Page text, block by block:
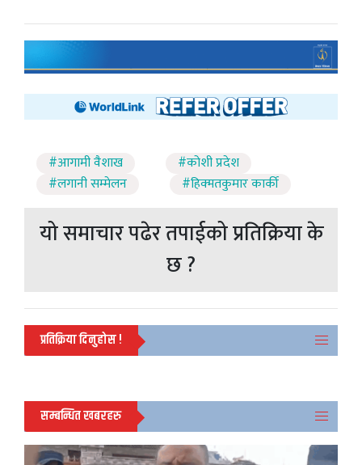
#आगामी वैशाख
#कोशी प्रदेश
#लगानी सम्मेलन
#हिक्मतकुमार कार्की
यो समाचार पढेर तपाईको प्रतिक्रिया के
छ ?
प्रतिक्रिया दिनुहोस !
सम्बन्धित खबरहरु